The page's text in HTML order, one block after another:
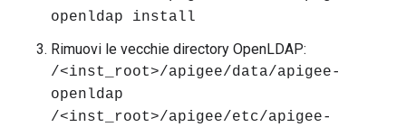
openldap install
Rimuovi le vecchie directory OpenLDAP:
/<inst_root>/apigee/data/apigee-
openldap
/<inst_root>/apigee/etc/apigee-